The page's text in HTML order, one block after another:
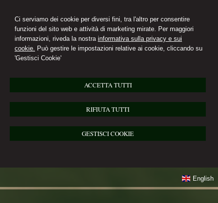
Ci serviamo dei cookie per diversi fini, tra l'altro per consentire
funzioni del sito web e attività di marketing mirate. Per maggiori
informazioni, riveda la nostra informativa sulla privacy e sui
cookie. Può gestire le impostazioni relative ai cookie, cliccando su
'Gestisci Cookie'
ACCETTA TUTTI
RIFIUTA TUTTI
GESTISCI COOKIE
English